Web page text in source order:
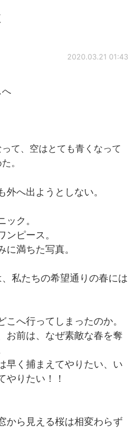
简体中文
日本語
Indonesia
2020.03.21 01:43
へ
て、空はとても青くなって
。
へ出ようとしない。
ク。
ピース。
満ちた写真。
私たちの希望通りの春には
こへ行ってしまったのか。
お前は、なぜ素敵な春を奪
早く捕まえてやりたい、い
やりたい！！
から見える桜は相変わらず